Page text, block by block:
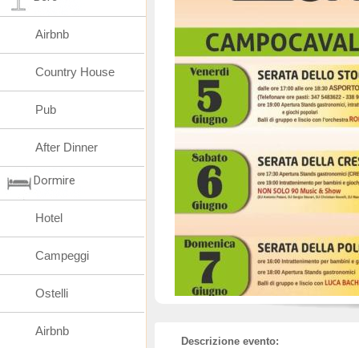
Descrizione evento:
Airbnb
Country House
Pub
After Dinner
Dormire
Hotel
Campeggi
Ostelli
Airbnb